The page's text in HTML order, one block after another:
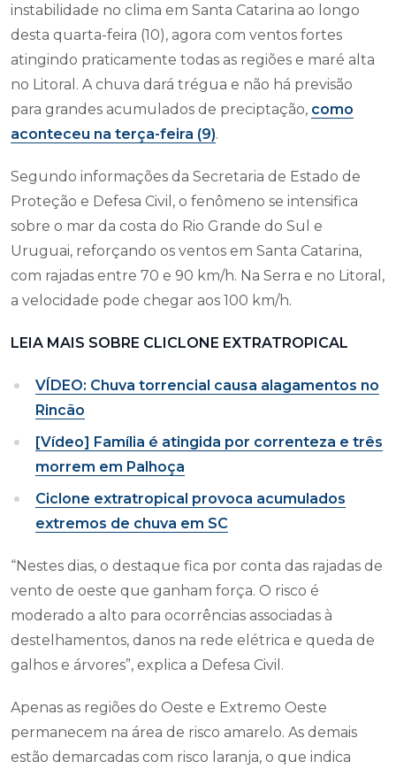
instabilidade no clima em Santa Catarina ao longo
desta quarta-feira (10), agora com ventos fortes
atingindo praticamente todas as regiões e maré alta
no Litoral. A chuva dará trégua e não há previsão
para grandes acumulados de preciptação, como
aconteceu na terça-feira (9).
Segundo informações da Secretaria de Estado de
Proteção e Defesa Civil, o fenômeno se intensifica
sobre o mar da costa do Rio Grande do Sul e
Uruguai, reforçando os ventos em Santa Catarina,
com rajadas entre 70 e 90 km/h. Na Serra e no Litoral,
a velocidade pode chegar aos 100 km/h.
LEIA MAIS SOBRE CLICLONE EXTRATROPICAL
VÍDEO: Chuva torrencial causa alagamentos no
Rincão
[Vídeo] Família é atingida por correnteza e três
morrem em Palhoça
Ciclone extratropical provoca acumulados
extremos de chuva em SC
“Nestes dias, o destaque fica por conta das rajadas de
vento de oeste que ganham força. O risco é
moderado a alto para ocorrências associadas à
destelhamentos, danos na rede elétrica e queda de
galhos e árvores”, explica a Defesa Civil.
Apenas as regiões do Oeste e Extremo Oeste
permanecem na área de risco amarelo. As demais
estão demarcadas com risco laranja, o que indica